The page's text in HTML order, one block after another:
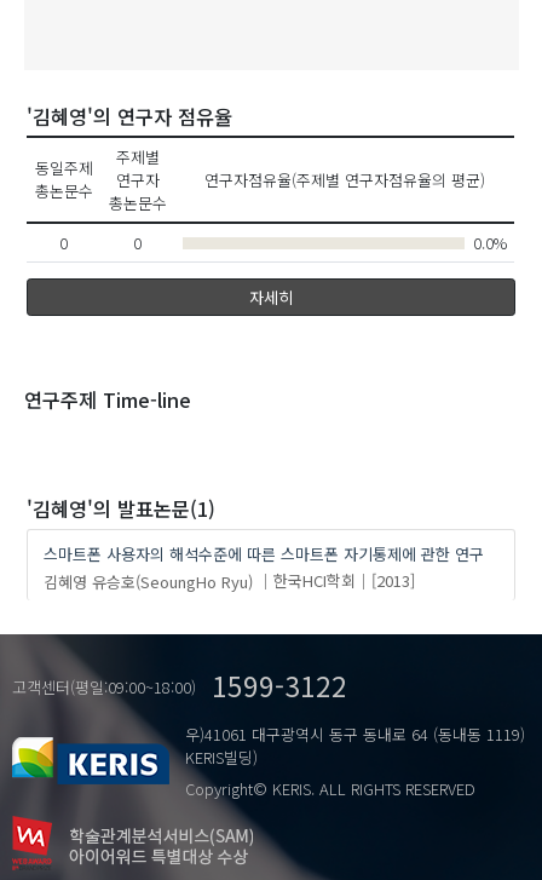
'김혜영'의 연구자 점유율
동일주제
총논문수
주제별
연구자
총논문수
연구자점유율(주제별 연구자점유율의 평균)
0 0 0.0%
자세히
연구주제 Time-line
'김혜영'의 발표논문(1)
스마트폰 사용자의 해석수준에 따른 스마트폰 자기통제에 관한 연구
김혜영 유승호(SeoungHo Ryu) 한국HCI학회 [2013]
고객센터(평일:09:00~18:00) 1599-3122
우)41061 대구광역시 동구 동내로 64 (동내동 1119)
KERIS빌딩)
Copyright© KERIS. ALL RIGHTS RESERVED